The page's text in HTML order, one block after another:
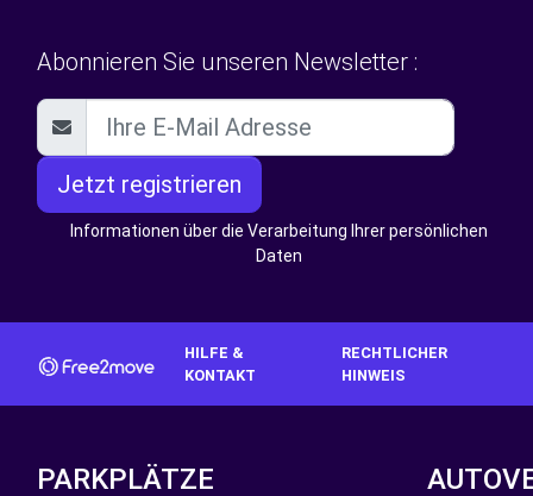
Abonnieren Sie unseren Newsletter :
Jetzt registrieren
Informationen über die Verarbeitung Ihrer persönlichen
Daten
HILFE &
KONTAKT
RECHTLICHER
HINWEIS
PARKPLÄTZE